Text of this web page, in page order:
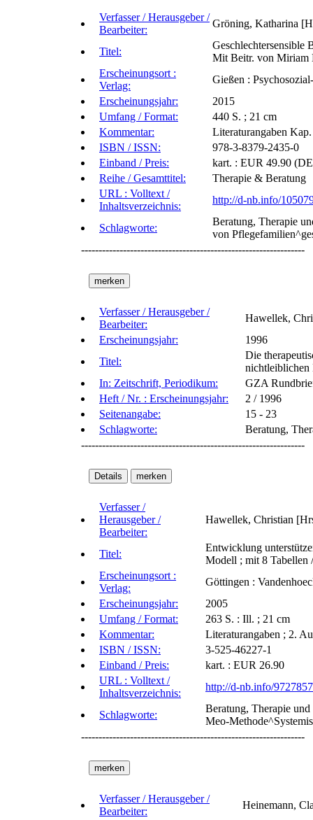
Verfasser / Herausgeber /
Bearbeiter:
Gröning, Katharina
Titel:
Geschlechtersensible
Mit Beitr. von Miriam
Erscheinungsort :
Verlag:
Gießen :
Erscheinungsjahr:
2015
Umfang / Format:
440 S. ; 21 cm
Kommentar:
Literaturangaben
ISBN / ISSN:
978-3-8379-2435-0
Einband / Preis:
kart. : EUR 49.90
Reihe / Gesamttitel:
Therapie & Beratung
URL : Volltext /
Inhaltsverzeichnis:
http://d-nb.info/
Schlagworte:
Beratung, Therapie
von
----------------------------------------------------------------
Verfasser / Herausgeber /
Bearbeiter:
Hawellek,
Erscheinungsjahr:
1996
Titel:
Die
nichtleiblichen
In: Zeitschrift, Periodikum:
GZA
Heft / Nr. : Erscheinungsjahr:
2 / 1996
Seitenangabe:
15 - 23
Schlagworte:
Beratung,
----------------------------------------------------------------
Verfasser /
Herausgeber /
Bearbeiter:
Hawellek, Christian
Titel:
Entwicklung
Modell ; mit 8 Tabellen
Erscheinungsort :
Verlag:
Göttingen :
Erscheinungsjahr:
2005
Umfang / Format:
263 S. : Ill. ; 21 cm
Kommentar:
Literaturangaben ; 2.
ISBN / ISSN:
3-525-46227-1
Einband / Preis:
kart. : EUR 26.90
URL : Volltext /
Inhaltsverzeichnis:
http://d-nb.info/
Schlagworte:
Beratung, Therapie
Meo-
----------------------------------------------------------------
Verfasser / Herausgeber /
Bearbeiter:
Heinemann,